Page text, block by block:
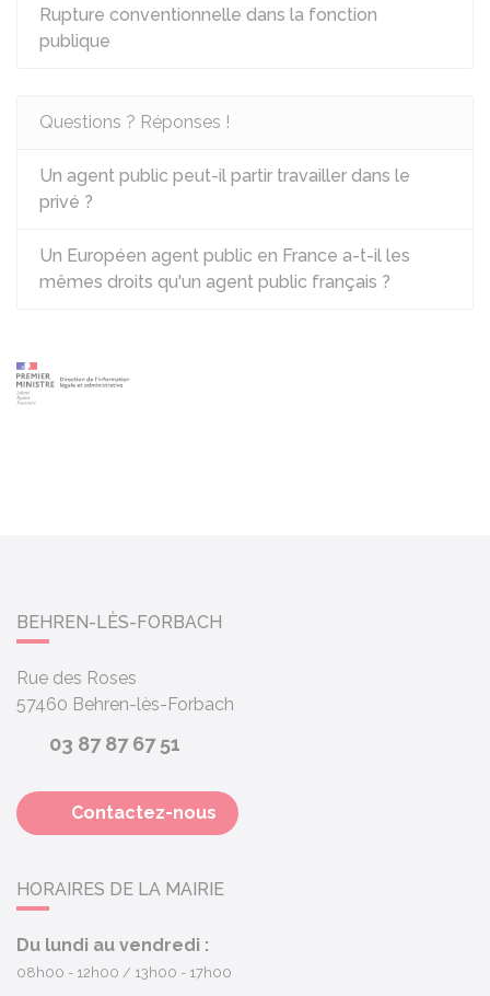
Rupture conventionnelle dans la fonction
publique
Questions ? Réponses !
Un agent public peut-il partir travailler dans le
privé ?
Un Européen agent public en France a-t-il les
mêmes droits qu'un agent public français ?
BEHREN-LÈS-FORBACH
Rue des Roses
57460 Behren-lès-Forbach
03 87 87 67 51
Contactez-nous
HORAIRES DE LA MAIRIE
Du lundi au vendredi :
08h00 - 12h00 13h00 - 17h00